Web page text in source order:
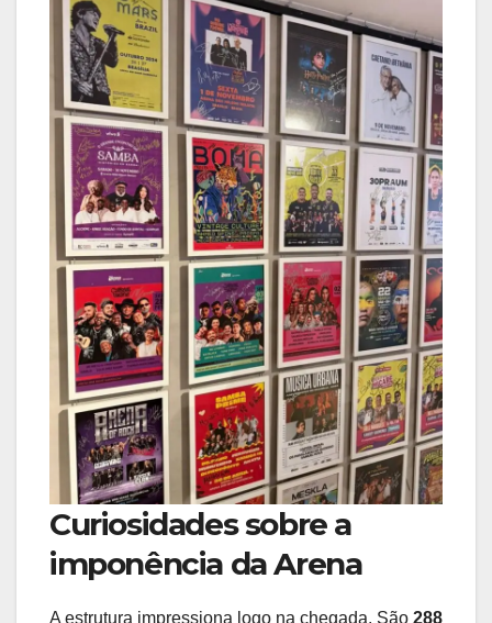
Curiosidades sobre a
imponência da Arena
A estrutura impressiona logo na chegada. São 288